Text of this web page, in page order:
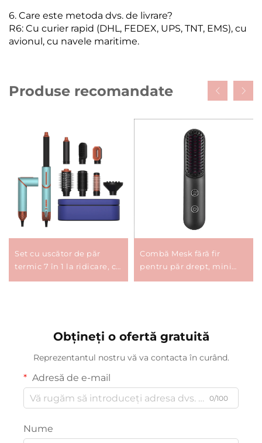
6. Care este metoda dvs. de livrare?
R6: Cu curier rapid (DHL, FEDEX, UPS, TNT, EMS), cu
avionul, cu navele maritime.
Produse recomandate
Set cu uscător de păr
termic 7 în 1 la ridicare, cu
cap interschimbabil
Combă Mesk fără fir
pentru păr drept, mini
portabilă, rulou drept,
Obțineți o ofertă gratuită
Reprezentantul nostru vă va contacta în curând.
Adresă de e-mail
0/100
Nume